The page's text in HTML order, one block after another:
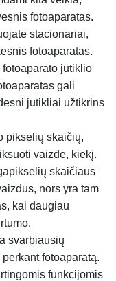
fotoaparatas.
stacionariai,
fotoaparatas.
jutiklio
gali
jutikliai užtikrins
pikselių skaičių,
vaizde, kiekį.
skaičiaus
nors yra tam
kai daugiau
svarbiausių
fotoaparatą.
funkcijomis